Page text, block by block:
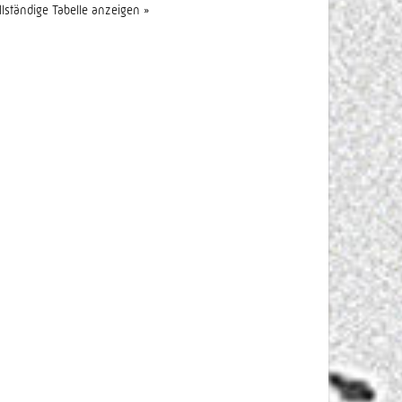
Tabelle anzeigen »